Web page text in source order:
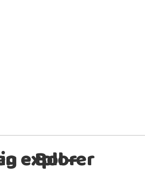
– Gaden explorer